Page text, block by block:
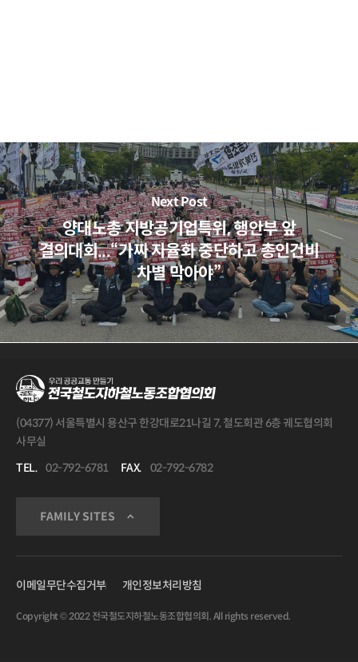
Next Post
양대노총 지방공기업특위, 행안부 앞
결의대회...“가짜 자율화 중단하고 총인건비
차별 막아야”
(04377) 서울특별시 용산구 한강대로21나길 7, 철도회관 6층 궤도협의회
사무실
TEL. 02-792-6781 FAX. 02-792-6782
FAMILY SITES
이메일무단수집거부 개인정보처리방침
Copyright © 2022 전국철도지하철노동조합협의회. All rights reserved.